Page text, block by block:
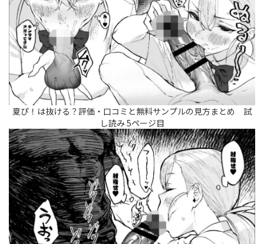
夏ぴ！は抜ける？評価・口コミと無料サンプルの見方まとめ 試
し読み 5ページ目